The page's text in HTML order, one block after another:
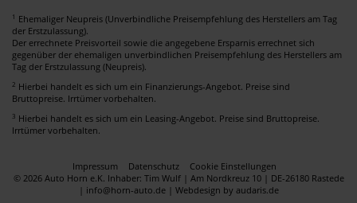
1 Ehemaliger Neupreis (Unverbindliche Preisempfehlung des Herstellers am Tag
der Erstzulassung).
Der errechnete Preisvorteil sowie die angegebene Ersparnis errechnet sich
gegenüber der ehemaligen unverbindlichen Preisempfehlung des Herstellers am
Tag der Erstzulassung (Neupreis).
2 Hierbei handelt es sich um ein Finanzierungs-Angebot. Preise sind
Bruttopreise. Irrtümer vorbehalten.
3 Hierbei handelt es sich um ein Leasing-Angebot. Preise sind Bruttopreise.
Irrtümer vorbehalten.
Impressum Datenschutz
Cookie Einstellungen
© 2026 Auto Horn e.K. Inhaber: Tim Wulf | Am Nordkreuz 10 | DE-26180 Rastede
| info@horn-auto.de | Webdesign by audaris.de